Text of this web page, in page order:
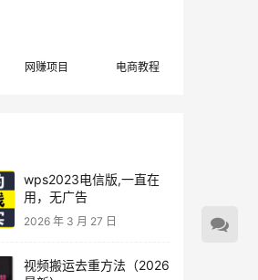
网赚项目 电商教程
wps2023电信版,一直在
用，无广告
2026 年 3 月 27 日
视频搬运去重方法（2026